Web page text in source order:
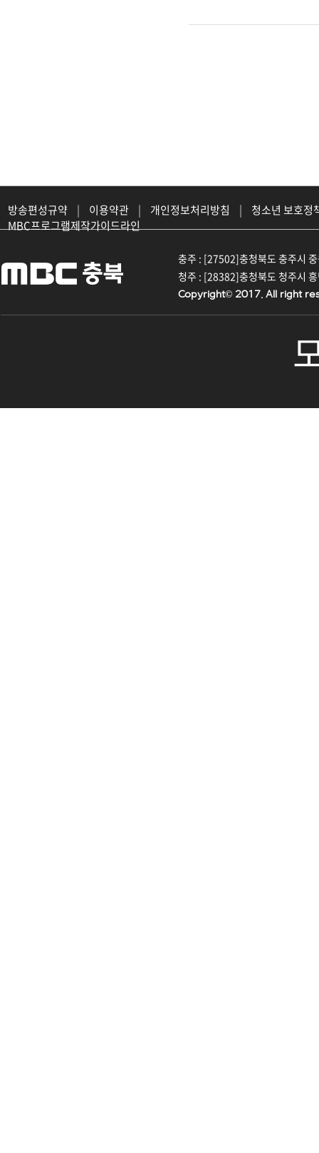
방송편성규약 | 이용약관 | 개인정보처리방침 |
청소년 보호정
MBC프로그램제작가이드라인
충주 : [27502]충청북도 충주시
청주 : [28382]충청북도 청주시
Copyright© 2017. All right